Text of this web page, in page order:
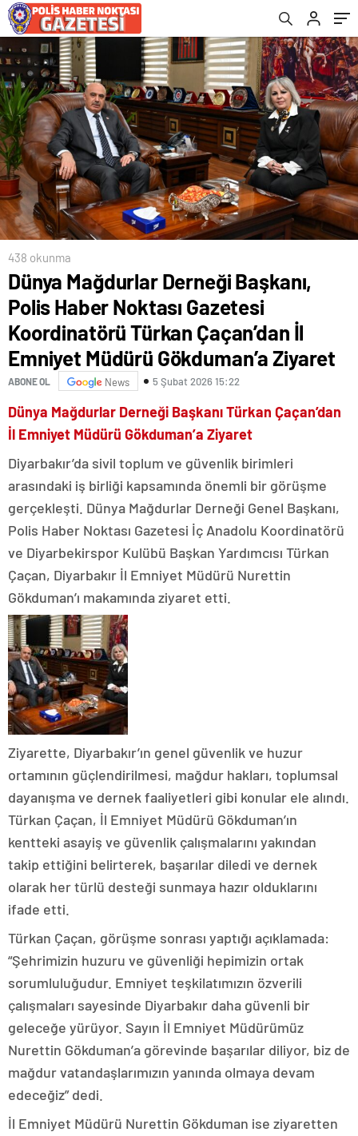
Çaçan’dan İl Emniyet Müdürü Gökduman’a
Ziyaret
438 okunma
Dünya Mağdurlar Derneği Başkanı,
Polis Haber Noktası Gazetesi
Koordinatörü Türkan Çaçan’dan İl
Emniyet Müdürü Gökduman’a Ziyaret
ABONE OL News 5 Şubat 2026 15:22
Dünya Mağdurlar Derneği Başkanı Türkan Çaçan’dan
İl Emniyet Müdürü Gökduman’a Ziyaret
Diyarbakır’da sivil toplum ve güvenlik birimleri
arasındaki iş birliği kapsamında önemli bir görüşme
gerçekleşti. Dünya Mağdurlar Derneği Genel Başkanı,
Polis Haber Noktası Gazetesi İç Anadolu Koordinatörü
ve Diyarbekirspor Kulübü Başkan Yardımcısı Türkan
Çaçan, Diyarbakır İl Emniyet Müdürü Nurettin
Gökduman’ı makamında ziyaret etti.
Ziyarette, Diyarbakır’ın genel güvenlik ve huzur
ortamının güçlendirilmesi, mağdur hakları, toplumsal
dayanışma ve dernek faaliyetleri gibi konular ele alındı.
Türkan Çaçan, İl Emniyet Müdürü Gökduman’ın
kentteki asayiş ve güvenlik çalışmalarını yakından
takip ettiğini belirterek, başarılar diledi ve dernek
olarak her türlü desteği sunmaya hazır olduklarını
ifade etti.
Türkan Çaçan, görüşme sonrası yaptığı açıklamada:
“Şehrimizin huzuru ve güvenliği hepimizin ortak
sorumluluğudur. Emniyet teşkilatımızın özverili
çalışmaları sayesinde Diyarbakır daha güvenli bir
geleceğe yürüyor. Sayın İl Emniyet Müdürümüz
Nurettin Gökduman’a görevinde başarılar diliyor, biz de
mağdur vatandaşlarımızın yanında olmaya devam
edeceğiz” dedi.
İl Emniyet Müdürü Nurettin Gökduman ise ziyaretten
Gömülüyor”